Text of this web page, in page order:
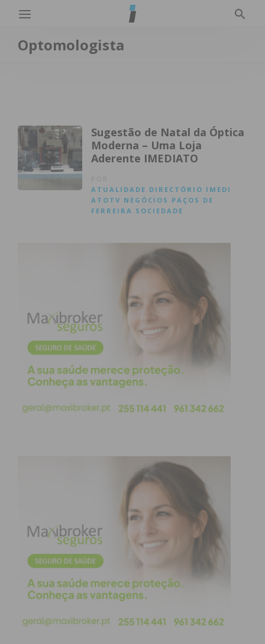
Optomologista
Sugestão de Natal da Óptica
Moderna – Uma Loja
Aderente IMEDIATO
ATUALIDADE DIRECTÓRIO IMEDI
ATOTV NEGÓCIOS PAÇOS DE
FERREIRA SOCIEDADE